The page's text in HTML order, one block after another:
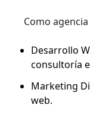
Como
Desarrollo
consultoría
Marketing
web.